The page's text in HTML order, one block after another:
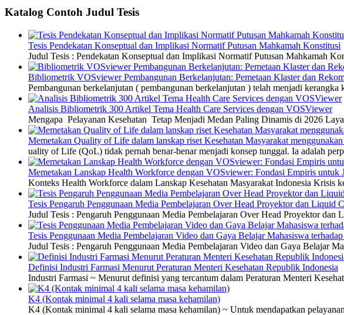
Katalog Contoh Judul Tesis
Tesis Pendekatan Konseptual dan Implikasi Normatif Putusan Mahkamah Konstitusi
Judul Tesis : Pendekatan Konseptual dan Implikasi Normatif Putusan Mahkamah
Bibliometrik VOSviewer Pembangunan Berkelanjutan: Pemetaan Klaster dan
Pembangunan berkelanjutan ( pembangunan berkelanjutan ) telah menjadi kerangka
Analisis Bibliometrik 300 Artikel Tema Health Care Services dengan VOSViewer
Mengapa Pelayanan Kesehatan Tetap Menjadi Medan Paling Dinamis di 2026
Memetakan Quality of Life dalam lanskap riset Kesehatan Masyarakat
uality of Life (QoL) tidak pernah benar-benar menjadi konsep tunggal. Ia adalah
Memetakan Lanskap Health Workforce dengan VOSviewer: Fondasi Empiris untuk
Konteks Health Workforce dalam Lanskap Kesehatan Masyarakat Indonesia Krisis
Tesis Pengaruh Penggunaan Media Pembelajaran Over Head Proyektor dan Liquid
Judul Tesis : Pengaruh Penggunaan Media Pembelajaran Over Head Proyektor dan
Tesis Penggunaan Media Pembelajaran Video dan Gaya Belajar Mahasiswa
Judul Tesis : Pengaruh Penggunaan Media Pembelajaran Video dan Gaya Belajar
Definisi Industri Farmasi Menurut Peraturan Menteri Kesehatan Republik Indonesia
Industri Farmasi ~ Menurut definisi yang tercantum dalam Peraturan Menteri
K4 (Kontak minimal 4 kali selama masa kehamilan)
K4 (Kontak minimal 4 kali selama masa kehamilan) ~ Untuk mendapatkan